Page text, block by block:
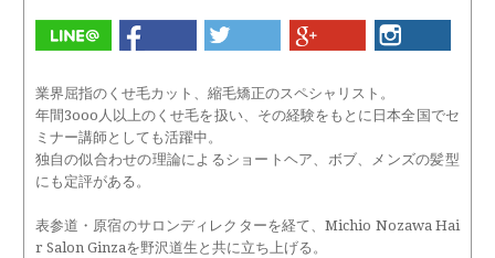
業界屈指のくせ毛カット、縮毛矯正のスペシャリスト。
年間3ooo人以上のくせ毛を扱い、その経験をもとに日本全国でセ
ミナー講師としても活躍中。
独自の似合わせの理論によるショートヘア、ボブ、メンズの髪型
にも定評がある。
表参道・原宿のサロンディレクターを経て、Michio Nozawa Hai
r Salon Ginzaを野沢道生と共に立ち上げる。